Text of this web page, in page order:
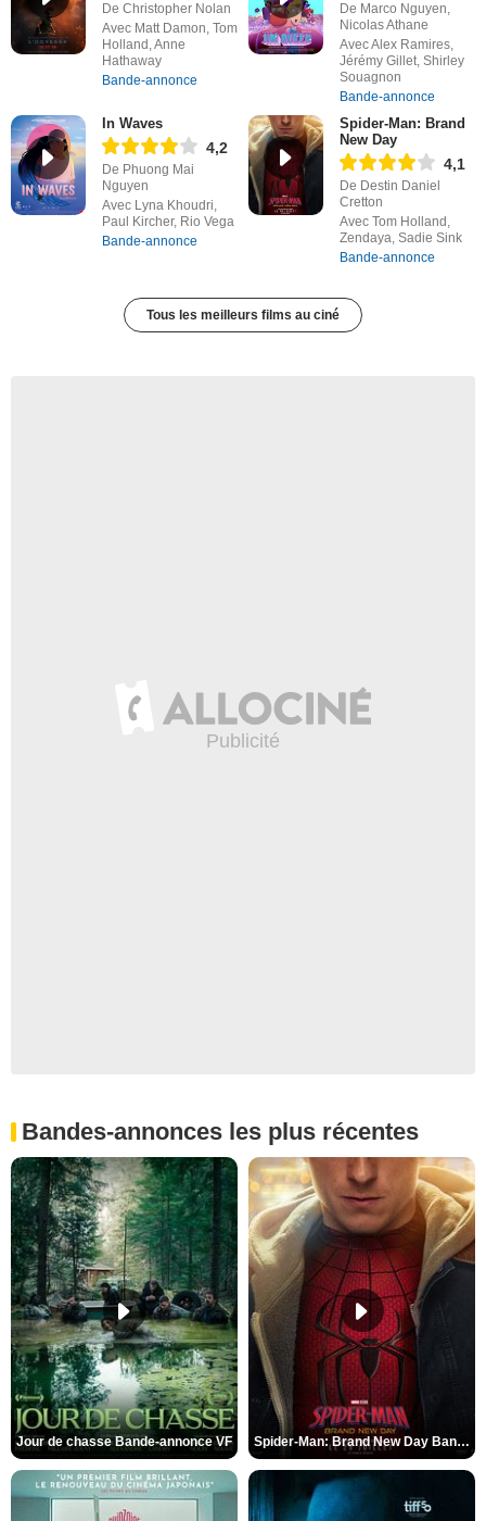
De Christopher Nolan
Avec Matt Damon, Tom
Holland, Anne
Hathaway
Bande-annonce
De Marco Nguyen,
Nicolas Athane
Avec Alex Ramires,
Jérémy Gillet, Shirley
Souagnon
Bande-annonce
In Waves
4,2
De Phuong Mai
Nguyen
Avec Lyna Khoudri,
Paul Kircher, Rio Vega
Bande-annonce
Spider-Man: Brand
New Day
4,1
De Destin Daniel
Cretton
Avec Tom Holland,
Zendaya, Sadie Sink
Bande-annonce
Tous les meilleurs films au ciné
Bandes-annonces les plus récentes
Jour de chasse Bande-annonce VF Spider-Man: Brand New Day Bande-annonce (3) VO STFR